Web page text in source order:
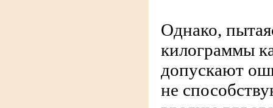
Однако,
килограммы
допускают
не